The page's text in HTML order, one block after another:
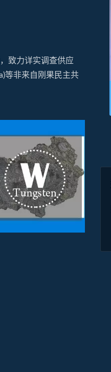
致力详实调查供应
等非来自刚果民主共